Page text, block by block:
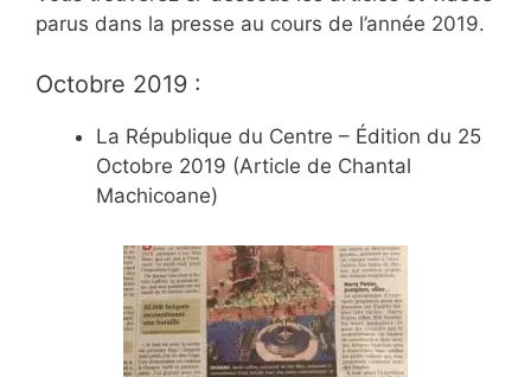
parus dans la presse au cours de l’année 2019.
Octobre 2019 :
La République du Centre – Édition du 25
Octobre 2019 (Article de Chantal
Machicoane)